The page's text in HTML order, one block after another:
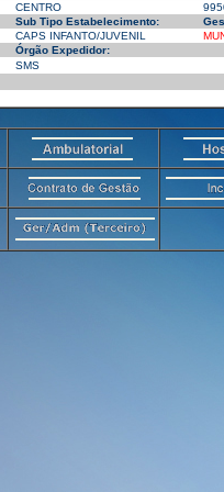
CENTRO
Sub Tipo Estabelecimento:
CAPS INFANTO/JUVENIL
Órgão Expedidor:
SMS